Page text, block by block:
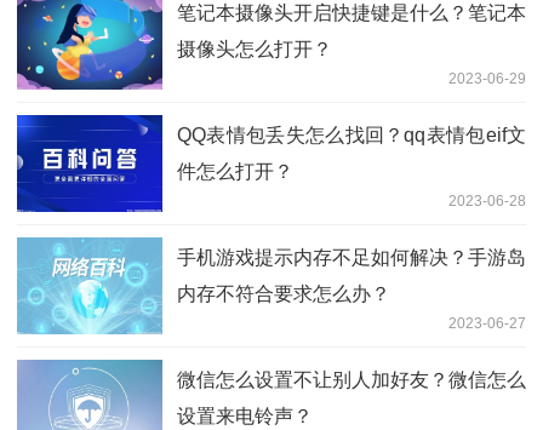
笔记本摄像头开启快捷键是什么？笔记本
摄像头怎么打开？
2023-06-29
QQ表情包丢失怎么找回？qq表情包eif文
件怎么打开？
2023-06-28
手机游戏提示内存不足如何解决？手游岛
内存不符合要求怎么办？
2023-06-27
微信怎么设置不让别人加好友？微信怎么
设置来电铃声？